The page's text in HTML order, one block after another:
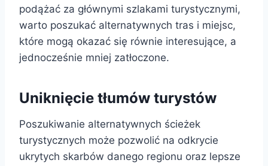
podążać za głównymi szlakami turystycznymi,
warto poszukać alternatywnych tras i miejsc,
które mogą okazać się równie interesujące, a
jednocześnie mniej zatłoczone.
Uniknięcie tłumów turystów
Poszukiwanie alternatywnych ścieżek
turystycznych może pozwolić na odkrycie
ukrytych skarbów danego regionu oraz lepsze